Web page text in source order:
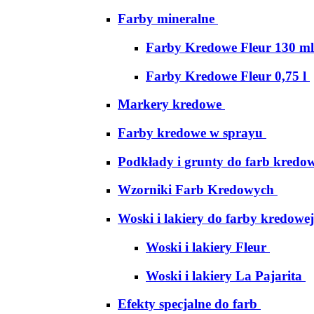
Farby mineralne
Farby Kredowe Fleur 130 ml
Farby Kredowe Fleur 0,75 l
Markery kredowe
Farby kredowe w sprayu
Podkłady i grunty do farb
Wzorniki Farb Kredowych
Woski i lakiery do farby kredowej
Woski i lakiery Fleur
Woski i lakiery La Pajarita
Efekty specjalne do farb